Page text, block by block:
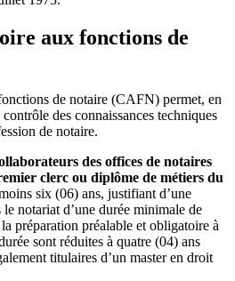
aux fonctions de
de notaire (CAFN) permet, en
des connaissances techniques
de notaire.
des offices de notaires
clerc ou diplôme de métiers du
six (06) ans, justifiant d’une
notariat d’une durée minimale de
préparation préalable et obligatoire à
sont réduites à quatre (04) ans
titulaires d’un master en droit